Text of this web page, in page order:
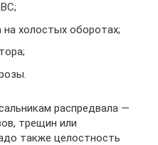
холостых оборотах;
распредвала —
трещин или
также целостность